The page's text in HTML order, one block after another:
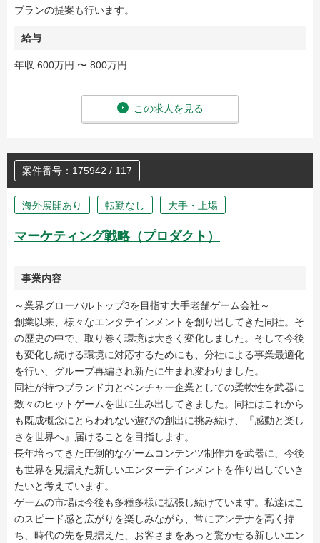
プランの提案も行います。
給与
年収 600万円 〜 800万円
この求人を見る
案件番号：175942 / 117
海外展開あり 転勤なし 大手・上場
マーケティング戦略（プロダクト）
事業内容
～業界グローバルトップ3を目指す大手老舗ゲーム会社～
創業以来、様々なエンタテインメントを創り出してきた同社。そ
の歴史の中で、取り巻く環境は大きく変化しました。そして今後
も変化し続ける環境に対応するためにも、分社による事業最適化
を行い、グループ再編され新たに生まれ変わりました。
同社が持つブランド力とベンチャー企業としての柔軟性を武器に
数々のヒットゲームを世に生み出してきました。同社はこれから
も既成概念にとらわれない遊びの創出に挑み続け、『感動と楽し
さを世界へ』届けることを目指します。
長年培ってきた圧倒的なゲームコンテンツ制作力を武器に、今後
も世界を見据えた新しいエンターテインメントを作り出していき
たいと考えています。
ゲームの市場は今後も多種多様に拡張し続けています。私達はこ
のスピード感と広がりを楽しみながら、常にアンテナを高く持
ち、時代の先を見据えた、お客さまをあっと驚かせる新しいエン